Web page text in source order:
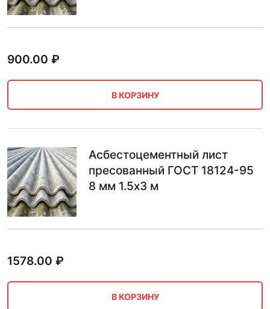
900.00 ₽
В КОРЗИНУ
Асбестоцементный лист
пресованный ГОСТ 18124-95
8 мм 1.5х3 м
1578.00 ₽
В КОРЗИНУ